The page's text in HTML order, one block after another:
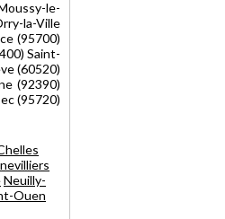
le-
la-Ville
(95700)
Saint-
(60520)
(92390)
(95720)
Neuilly-
Ouen